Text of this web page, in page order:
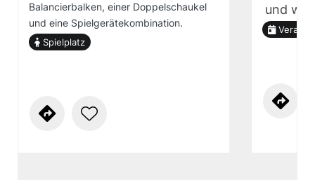
Balancierbalken, einer Doppelschaukel
und eine Spielgerätekombination.
Spielplatz
und